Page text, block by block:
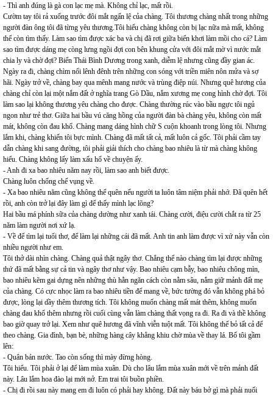
- Thì anh đúng là gà con lạc mẹ mà. Không chỉ lạc, mất rồi.
Cườm tay tôi rả xuống trước đôi mắt ngấn lệ của chàng. Tôi thương chàng nhất trong những
người đàn ông tôi đã từng yêu thương.Tôi hiểu chàng không còn bị lạc nữa mà mất, không
thể còn tìm thấy. Làm sao tìm được xác ba và chị đã rơi giữa biển khơi làm mồi cho cá? Làm
sao tìm được dáng mẹ còng lưng ngồi đợi con bên khung cửa với đôi mắt mờ vì nước mắt
chia ly và chờ đợi? Biển Thái Bình Dương trong xanh, diễm lệ nhưng cũng đầy gian ác.
Ngày ra đi, chàng chìm nổi lênh đênh trên những con sóng với triền miên nôn mửa và sợ
hãi. Ngày trở về, chàng bay qua mênh mang nước và trùng điệp núi. Nhưng quê hương của
chàng chỉ còn lại một nắm đất ở nghĩa trang Gò Dầu, nắm xương mẹ cong hình chờ đợi. Tôi
làm sao lại không thương yêu chàng cho được. Chàng thường rúc vào bầu ngực tôi ngủ
ngon như trẻ thơ. Giữa hai bầu vú căng hồng của người đàn bà chàng yêu, không còn mất
mát, không còn đau khổ. Chàng mang dáng hình chữ S cuộn khoanh trong lòng tôi. Nhưng
lắm khi, chàng khiến tôi bực mình. Chàng đã mất tất cả, mất luôn cả gốc. Tôi phải cầm tay
dẫn chàng khi sang đường, tôi phải giải thích cho chàng bao nhiêu là từ mà chàng không
hiểu. Chàng không lấy làm xấu hổ về chuyện ấy.
- Anh đi xa bao nhiêu năm nay rồi, làm sao anh biết được.
Chàng luôn chống chế vụng về.
- Xa bao nhiêu năm cũng không thể quên nếu người ta luôn tâm niệm phải nhớ. Đã quên hết
rồi, anh còn trở lại đây làm gì để thấy mình lạc lõng?
Hai bầu má phính sữa của chàng dường như xanh tái. Chàng cười, điệu cười chắt ra từ 25
năm làm người nơi xứ lạ.
- Về để tìm lại tuổi thơ, để làm lại những cái đã mất. Anh tin anh làm được vì xứ này vẫn còn
nhiều người như em.
Tôi thở dài nhìn chàng. Chàng quả thật ngây thơ. Chẳng thể nào chàng tìm lại được những
thứ đã mất bằng sự cả tin và ngây thơ như vậy. Bao nhiêu cạm bẫy, bao nhiêu chông mìn,
bao nhiêu kẽm gai dựng nên những thù hằn ngăn cách còn nằm sâu, nắm giữ mảnh đất mẹ
của chàng. Có cực nhọc làm ra bao nhiêu tiền để mang về, bức tường đó vẫn không phá bỏ
được, lòng lại dầy thêm thương tích. Tôi không muốn chàng mất mát thêm, không muốn
chàng đau khổ thêm nhưng rồi cuối cùng vẫn làm chàng thất vọng ra đi. Ra đi và thề không
bao giờ quay trở lại. Xem như quê hương đã vĩnh viễn tuột mất. Tôi không thể bỏ tất cả để
theo chàng. Gia đình, bạn bè, những hàng cây khẳng khiu chờ mùa về thay lá. Bố tôi gầm
lên:
- Quân bán nước. Tao còn sống thì mày đừng hòng.
Tôi hiểu. Tôi phải ở lại để làm mùa xuân. Dù cho lâu lắm mùa xuân mới về trên mảnh đất
này. Lâu lắm hoa đào lại mới nở. Em trai tôi buồn phiền.
- Chị đi rồi sau này mang em đi luôn có phải hay không. Đất này báu bở gì mà phải nuối